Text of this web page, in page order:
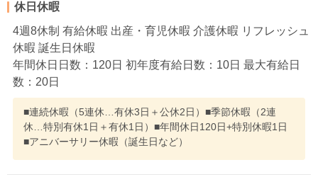
休日休暇
4週8休制 有給休暇 出産・育児休暇 介護休暇 リフレッシュ
休暇 誕生日休暇
年間休日日数：120日 初年度有給日数：10日 最大有給日
数：20日
■連続休暇（5連休…有休3日＋公休2日）■季節休暇（2連
休…特別有休1日＋有休1日）■年間休日120日+特別休暇1日
■アニバーサリー休暇（誕生日など）